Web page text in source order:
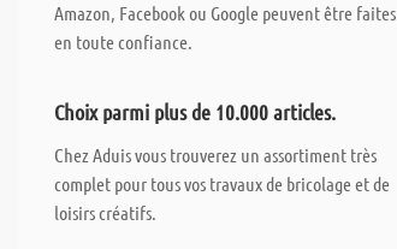
Amazon, Facebook ou Google peuvent être faites
en toute confiance.
Choix parmi plus de 10.000 articles.
Chez Aduis vous trouverez un assortiment très
complet pour tous vos travaux de bricolage et de
loisirs créatifs.